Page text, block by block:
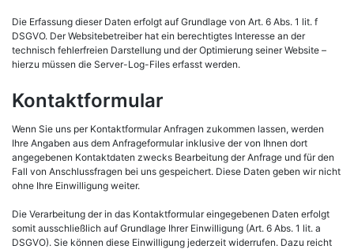
Die Erfassung dieser Daten erfolgt auf Grundlage von Art. 6 Abs. 1 lit. f
DSGVO. Der Websitebetreiber hat ein berechtigtes Interesse an der
technisch fehlerfreien Darstellung und der Optimierung seiner Website –
hierzu müssen die Server-Log-Files erfasst werden.
Kontaktformular
Wenn Sie uns per Kontaktformular Anfragen zukommen lassen, werden
Ihre Angaben aus dem Anfrageformular inklusive der von Ihnen dort
angegebenen Kontaktdaten zwecks Bearbeitung der Anfrage und für den
Fall von Anschlussfragen bei uns gespeichert. Diese Daten geben wir nicht
ohne Ihre Einwilligung weiter.
Die Verarbeitung der in das Kontaktformular eingegebenen Daten erfolgt
somit ausschließlich auf Grundlage Ihrer Einwilligung (Art. 6 Abs. 1 lit. a
DSGVO). Sie können diese Einwilligung jederzeit widerrufen. Dazu reicht